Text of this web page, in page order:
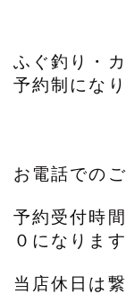
ふぐ釣り・
予約制になり
お電話での
予約受付時
０になります
当店休日は